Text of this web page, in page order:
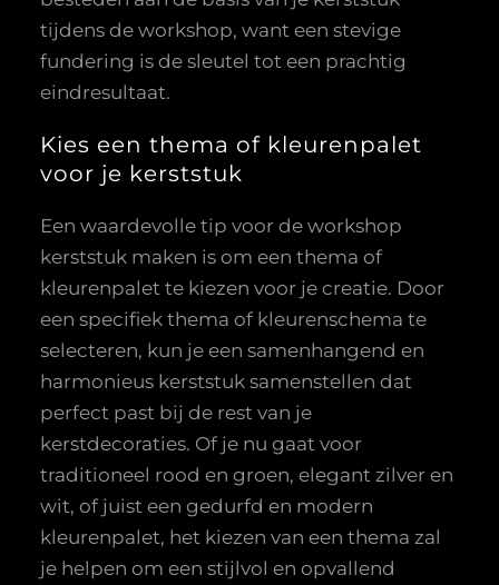
tijdens de workshop, want een stevige
fundering is de sleutel tot een prachtig
eindresultaat.
Kies een thema of kleurenpalet
voor je kerststuk
Een waardevolle tip voor de workshop
kerststuk maken is om een thema of
kleurenpalet te kiezen voor je creatie. Door
een specifiek thema of kleurenschema te
selecteren, kun je een samenhangend en
harmonieus kerststuk samenstellen dat
perfect past bij de rest van je
kerstdecoraties. Of je nu gaat voor
traditioneel rood en groen, elegant zilver en
wit, of juist een gedurfd en modern
kleurenpalet, het kiezen van een thema zal
je helpen om een stijlvol en opvallend